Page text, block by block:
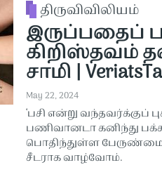
திருவிவிலியம்
இருப்பதைப்
கிறிஸ்தவம்
சாமி |
May 22, 2024
‘பசி என்று வந்தவர்க்குப்
பணிவானடா கனிந்து
பொதிந்துள்ள
சீடராக வாழ்வோம்.